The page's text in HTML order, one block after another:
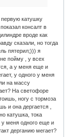
катушку
консалт в
вроде как
сказали, но тогда
пятерил;))) я
пойму , у всех
а у меня еще и
у одного у меня
на массу
На светофоре
ногу с тормоза
и она дергается ,
катушка, тока
меня одного еще и
дерганию мегает?